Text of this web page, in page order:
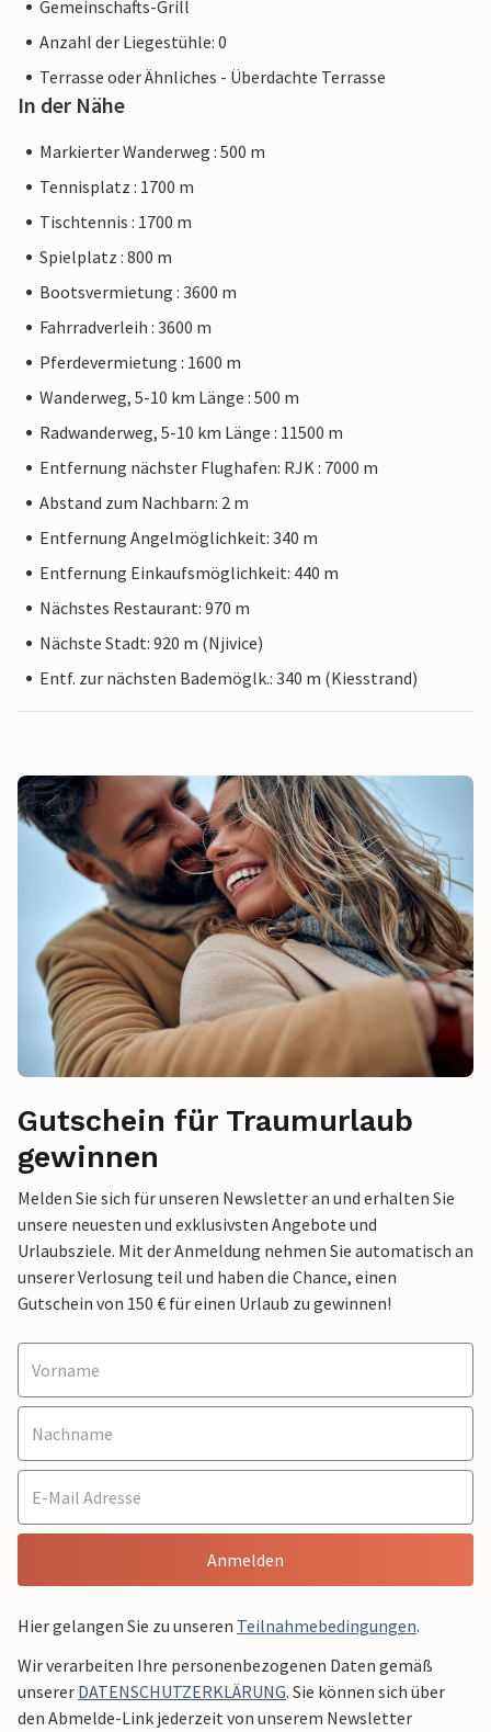
Gemeinschafts-Grill
Anzahl der Liegestühle: 0
Terrasse oder Ähnliches - Überdachte Terrasse
In der Nähe
Markierter Wanderweg : 500 m
Tennisplatz : 1700 m
Tischtennis : 1700 m
Spielplatz : 800 m
Bootsvermietung : 3600 m
Fahrradverleih : 3600 m
Pferdevermietung : 1600 m
Wanderweg, 5-10 km Länge : 500 m
Radwanderweg, 5-10 km Länge : 11500 m
Entfernung nächster Flughafen: RJK : 7000 m
Abstand zum Nachbarn: 2 m
Entfernung Angelmöglichkeit: 340 m
Entfernung Einkaufsmöglichkeit: 440 m
Nächstes Restaurant: 970 m
Nächste Stadt: 920 m (Njivice)
Entf. zur nächsten Bademöglk.: 340 m (Kiesstrand)
Gutschein für Traumurlaub
gewinnen
Melden Sie sich für unseren Newsletter an und erhalten Sie
unsere neuesten und exklusivsten Angebote und
Urlaubsziele. Mit der Anmeldung nehmen Sie automatisch an
unserer Verlosung teil und haben die Chance, einen
Gutschein von 150 € für einen Urlaub zu gewinnen!
Anmelden
Hier gelangen Sie zu unseren Teilnahmebedingungen.
Wir verarbeiten Ihre personenbezogenen Daten gemäß
unserer DATENSCHUTZERKLÄRUNG. Sie können sich über
den Abmelde-Link jederzeit von unserem Newsletter